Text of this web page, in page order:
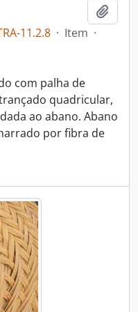
11.2.8 · Item ·
com palha de
quadricular,
ao abano. Abano
por fibra de